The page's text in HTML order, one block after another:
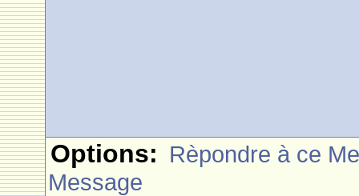
Options: Rèpondre à ce
Message